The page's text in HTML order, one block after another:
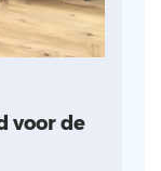
voor de